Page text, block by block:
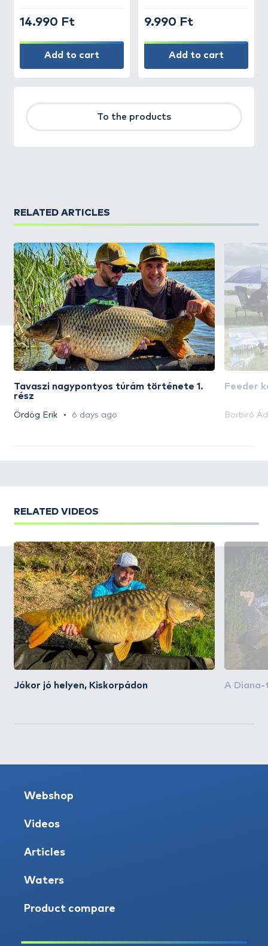
14.990 Ft
Add to cart
9.990 Ft
Add to cart
To the products
RELATED ARTICLES
Tavaszi nagypontyos túrám története 1.
rész
Ördög Erik 6 days ago
Feeder
Borbiró
RELATED VIDEOS
Jókor jó helyen, Kiskorpádon A
Webshop
Videos
Articles
Waters
Product compare